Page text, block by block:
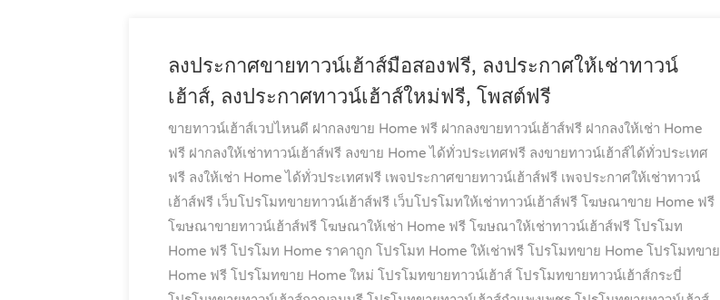
ลงประกาศขายทาวน์เฮ้าส์มือสองฟรี, ลงประกาศให้เช่าทาวน์
เฮ้าส์, ลงประกาศทาวน์เฮ้าส์ใหม่ฟรี, โพสต์ฟรี
ขายทาวน์เฮ้าส์เวปไหนดี ฝากลงขาย Home ฟรี ฝากลงขายทาวน์เฮ้าส์ฟรี ฝากลงให้เช่า Home
ฟรี ฝากลงให้เช่าทาวน์เฮ้าส์ฟรี ลงขาย Home ได้ทั่วประเทศฟรี ลงขายทาวน์เฮ้าส์ได้ทั่วประเทศ
ฟรี ลงให้เช่า Home ได้ทั่วประเทศฟรี เพจประกาศขายทาวน์เฮ้าส์ฟรี เพจประกาศให้เช่าทาวน์
เฮ้าส์ฟรี เว็บโปรโมทขายทาวน์เฮ้าส์ฟรี เว็บโปรโมทให้เช่าทาวน์เฮ้าส์ฟรี โฆษณาขาย Home ฟรี
โฆษณาขายทาวน์เฮ้าส์ฟรี โฆษณาให้เช่า Home ฟรี โฆษณาให้เช่าทาวน์เฮ้าส์ฟรี โปรโมท
Home ฟรี โปรโมท Home ราคาถูก โปรโมท Home ให้เช่าฟรี โปรโมทขาย Home โปรโมทขาย
Home ฟรี โปรโมทขาย Home ใหม่ โปรโมทขายทาวน์เฮ้าส์ โปรโมทขายทาวน์เฮ้าส์กระบี่